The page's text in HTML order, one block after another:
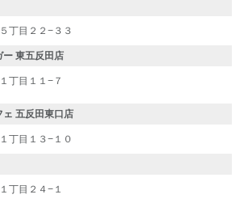
丁目２２−３３
ー 東五反田店
丁目１１−７
ェ 五反田東口店
丁目１３−１０
丁目２４−１